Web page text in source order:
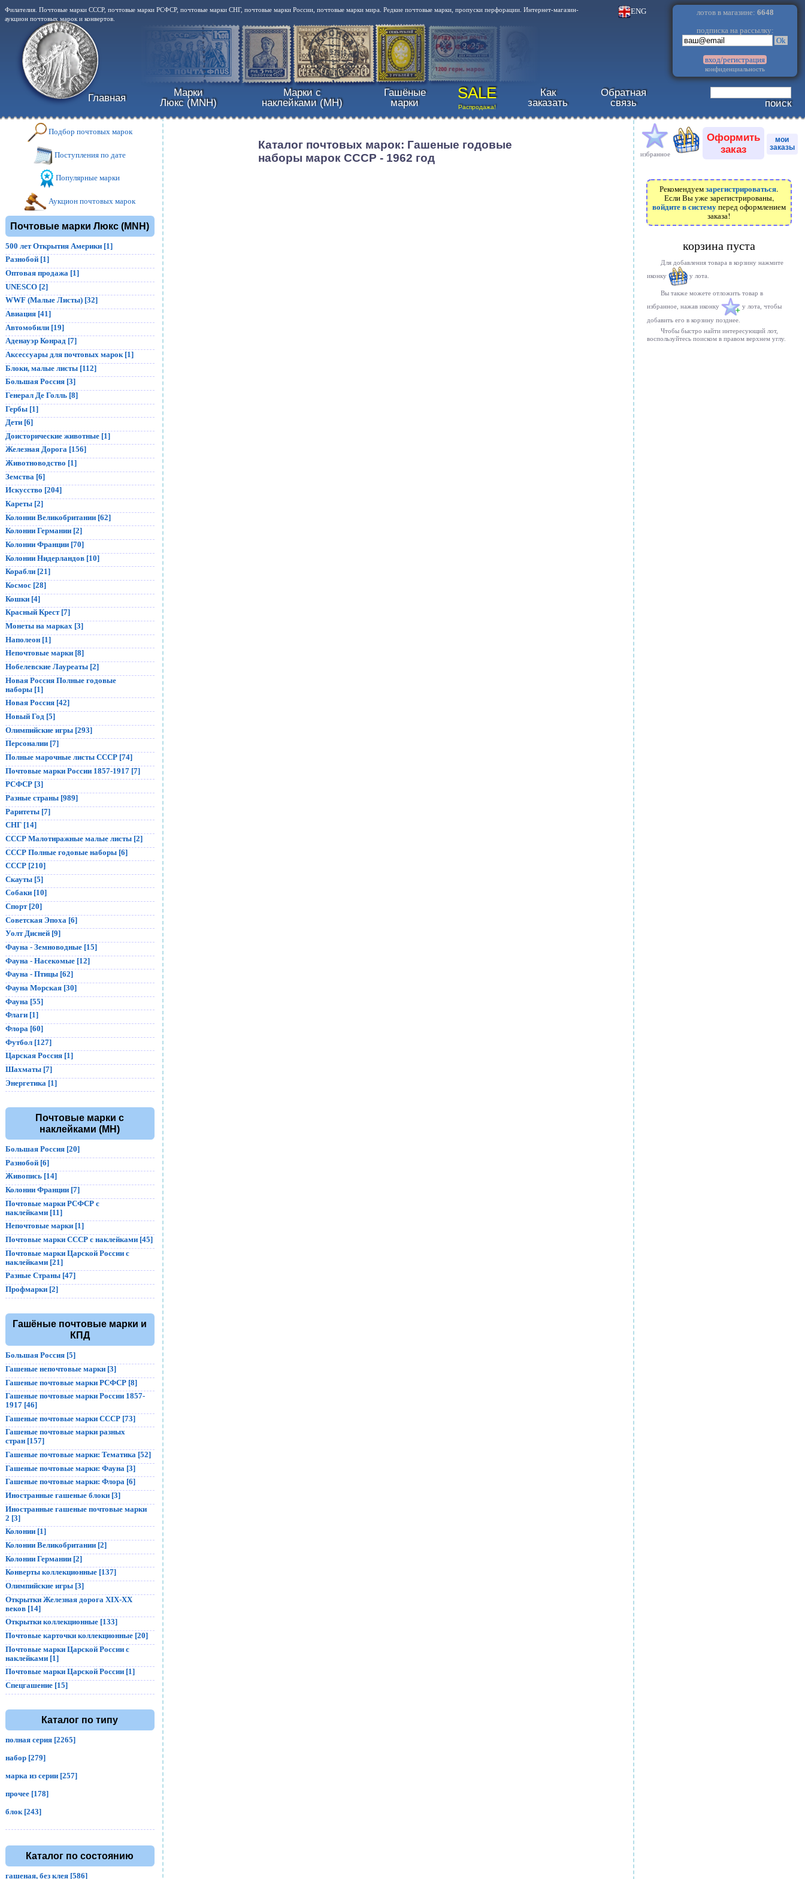
Филателия. Почтовые марки СССР, почтовые марки РСФСР, почтовые марки СНГ, почтовые марки России, почтовые марки мира. Редкие почтовые марки, пропуски перфорации. Интернет-магазин-
аукцион почтовых марок и конвертов.
ENG лотов в магазине: 6648
подписка на рассылку:
Ok
вход/регистрация
конфиденциальность
.
Главная
Марки
Люкс (MNH)
Марки с
наклейками (MH)
Гашёные
марки
SALE
Распродажа!
Как
заказать
Обратная
связь
поиск
Подбор почтовых марок
Поступления по дате
Популярные марки
Аукцион почтовых марок
Почтовые марки Люкс (MNH)
500 лет Открытия Америки [1]
Разнобой [1]
Оптовая продажа [1]
UNESCO [2]
WWF (Малые Листы) [32]
Авиация [41]
Автомобили [19]
Аденауэр Конрад [7]
Аксессуары для почтовых марок [1]
Блоки, малые листы [112]
Большая Россия [3]
Генерал Де Голль [8]
Гербы [1]
Дети [6]
Доисторические животные [1]
Железная Дорога [156]
Животноводство [1]
Земства [6]
Искусство [204]
Кареты [2]
Колонии Великобритании [62]
Колонии Германии [2]
Колонии Франции [70]
Колонии Нидерландов [10]
Корабли [21]
Космос [28]
Кошки [4]
Красный Крест [7]
Монеты на марках [3]
Наполеон [1]
Непочтовые марки [8]
Нобелевские Лауреаты [2]
Новая Россия Полные годовые
наборы [1]
Новая Россия [42]
Новый Год [5]
Олимпийские игры [293]
Персоналии [7]
Полные марочные листы СССР [74]
Почтовые марки России 1857-1917 [7]
РСФСР [3]
Разные страны [989]
Раритеты [7]
СНГ [14]
СССР Малотиражные малые листы [2]
СССР Полные годовые наборы [6]
СССР [210]
Скауты [5]
Собаки [10]
Спорт [20]
Советская Эпоха [6]
Уолт Дисней [9]
Фауна - Земноводные [15]
Фауна - Насекомые [12]
Фауна - Птицы [62]
Фауна Морская [30]
Фауна [55]
Флаги [1]
Флора [60]
Футбол [127]
Царская Россия [1]
Шахматы [7]
Энергетика [1]
Почтовые марки с
наклейками (MH)
Большая Россия [20]
Разнобой [6]
Живопись [14]
Колонии Франции [7]
Почтовые марки РСФСР с
наклейками [11]
Непочтовые марки [1]
Почтовые марки СССР с наклейками [45]
Почтовые марки Царской России с
наклейками [21]
Разные Страны [47]
Профмарки [2]
Гашёные почтовые марки и
КПД
Большая Россия [5]
Гашеные непочтовые марки [3]
Гашеные почтовые марки РСФСР [8]
Гашеные почтовые марки России 1857-
1917 [46]
Гашеные почтовые марки СССР [73]
Гашеные почтовые марки разных
стран [157]
Гашеные почтовые марки: Тематика [52]
Гашеные почтовые марки: Фауна [3]
Гашеные почтовые марки: Флора [6]
Иностранные гашеные блоки [3]
Иностранные гашеные почтовые марки
2 [3]
Колонии [1]
Колонии Великобритании [2]
Колонии Германии [2]
Конверты коллекционные [137]
Олимпийские игры [3]
Открытки Железная дорога XIX-XX
веков [14]
Открытки коллекционные [133]
Почтовые карточки коллекционные [20]
Почтовые марки Царской России с
наклейками [1]
Почтовые марки Царской России [1]
Спецгашение [15]
Каталог по типу
полная серия [2265]
набор [279]
марка из серии [257]
прочее [178]
блок [243]
Каталог по состоянию
гашеная, без клея [586]
Каталог почтовых марок: Гашеные годовые
наборы марок СССР - 1962 год
избранное
Оформить
заказ
мои
заказы
Рекомендуемзарегистрироваться.
Если Вы уже зарегистрированы,
войдите в системуперед оформлением
заказа!